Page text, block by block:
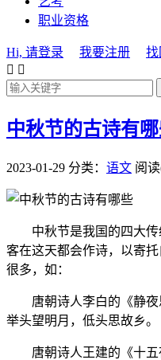
职业资格
Hi, 请登录 我要注册
找
 
中秋节的古诗有
2023-01-29 分类： 语文 阅
中秋节是我国的四大传
客在这天都会作诗，以寄
很多，如：
唐朝诗人李白的《静夜
举头望明月，低头思故乡。
唐朝诗人王建的《十五